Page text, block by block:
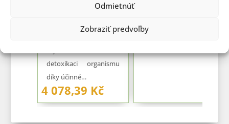
Odmietnúť
Zobraziť predvoľby
Čtyřdenní program,
který Vám pomůže
detoxikaci organismu
díky účinné…
4 078,39 Kč
821,46 Kč